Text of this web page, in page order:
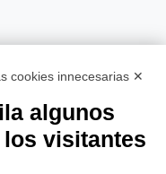
cookies innecesarias ✕
algunos
visitantes